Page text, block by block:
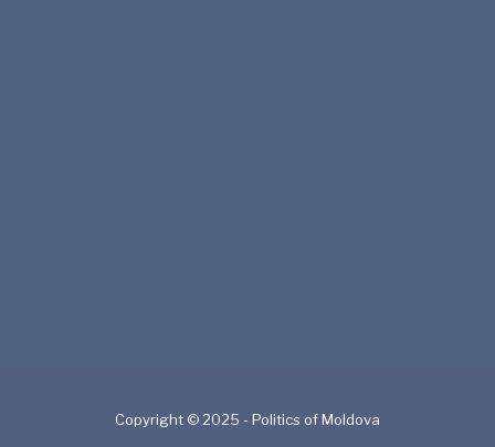
Copyright © 2025 - Politics of Moldova